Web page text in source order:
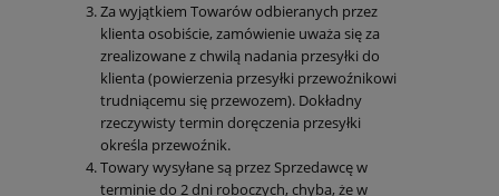
Za wyjątkiem Towarów odbieranych przez
klienta osobiście, zamówienie uważa się za
zrealizowane z chwilą nadania przesyłki do
klienta (powierzenia przesyłki przewoźnikowi
trudniącemu się przewozem). Dokładny
rzeczywisty termin doręczenia przesyłki
określa przewoźnik.
Towary wysyłane są przez Sprzedawcę w
terminie do 2 dni roboczych, chyba, że w